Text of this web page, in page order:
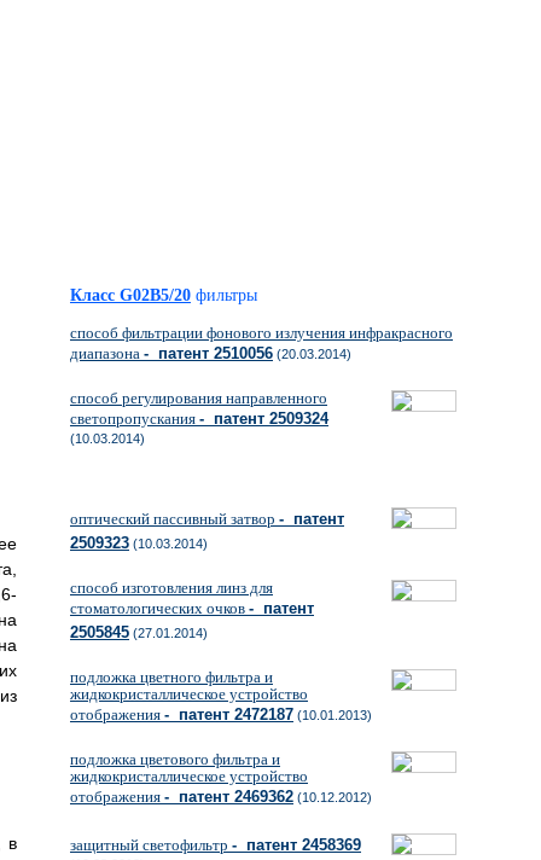
в
Класс G02B5/20 фильтры
способ фильтрации фонового излучения инфракрасного
диапазона - патент 2510056 (20.03.2014)
способ регулирования направленного
светопропускания - патент 2509324
(10.03.2014)
оптический пассивный затвор - патент
2509323 (10.03.2014)
способ изготовления линз для
стоматологических очков - патент
2505845 (27.01.2014)
подложка цветного фильтра и
жидкокристаллическое устройство
отображения - патент 2472187 (10.01.2013)
подложка цветового фильтра и
жидкокристаллическое устройство
отображения - патент 2469362 (10.12.2012)
защитный светофильтр - патент 2458369